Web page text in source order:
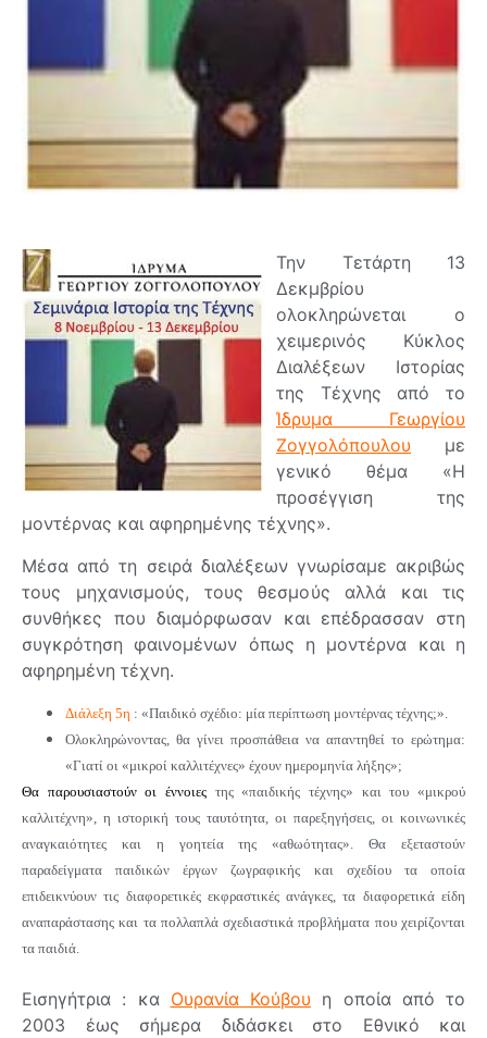
Την Τετάρτη 13
Δεκμβρίου
ολοκληρώνεται ο
χειμερινός Κύκλος
Διαλέξεων Ιστορίας
της Τέχνης από το
Ίδρυμα Γεωργίου
Ζογγολόπουλου με
γενικό θέμα «Η
προσέγγιση της
μοντέρνας και αφηρημένης τέχνης».
Μέσα από τη σειρά διαλέξεων γνωρίσαμε ακριβώς
τους μηχανισμούς, τους θεσμούς αλλά και τις
συνθήκες που διαμόρφωσαν και επέδρασσαν στη
συγκρότηση φαινομένων όπως η μοντέρνα και η
αφηρημένη τέχνη.
Διάλεξη 5η : «Παιδικό σχέδιο: μία περίπτωση μοντέρνας τέχνης;».
Ολοκληρώνοντας, θα γίνει προσπάθεια να απαντηθεί το ερώτημα:
«Γιατί οι «μικροί καλλιτέχνες» έχουν ημερομηνία λήξης»;
Θα παρουσιαστούν οι έννοιες της «παιδικής τέχνης» και του «μικρού
καλλιτέχνη», η ιστορική τους ταυτότητα, οι παρεξηγήσεις, οι κοινωνικές
αναγκαιότητες και η γοητεία της «αθωότητας». Θα εξεταστούν
παραδείγματα παιδικών έργων ζωγραφικής και σχεδίου τα οποία
επιδεικνύουν τις διαφορετικές εκφραστικές ανάγκες, τα διαφορετικά είδη
αναπαράστασης και τα πολλαπλά σχεδιαστικά προβλήματα που χειρίζονται
τα παιδιά.
Εισηγήτρια : κα Ουρανία Κούβου η οποία από το
2003 έως σήμερα διδάσκει στο Εθνικό και